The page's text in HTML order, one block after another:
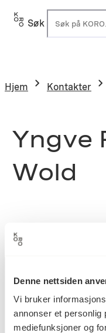
Denne nettsiden
Vi bruker
annonser et personlig
mediefunksjoner og
Søk
Hjem Kontakter
Yngve
Wold